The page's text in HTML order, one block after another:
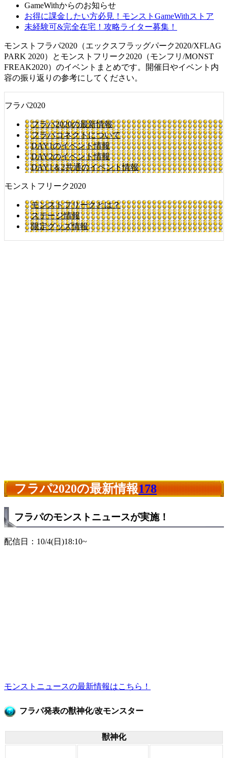
GameWithからのお知らせ
お得に課金したい方必見！モンストGameWithストア
未経験可&完全在宅！攻略ライター募集！
モンストフラパ2020（エックスフラッグパーク2020/XFLAG
PARK 2020）とモンストフリーク2020（モンフリ/MONST
FREAK2020）のイベントまとめです。開催日やイベント内
容の振り返りの参考にしてください。
フラパ2020
フラパ2020の最新情報
フラパコネクトについて
DAY1のイベント情報
DAY2のイベント情報
DAY1＆2共通のイベント情報
モンストフリーク2020
モンストフリークとは？
ステージ情報
限定グッズ情報
フラパ2020の最新情報178
フラパのモンストニュースが実施！
配信日：10/4(日)18:10~
モンストニュースの最新情報はこちら！
フラパ発表の獣神化/改モンスター
獣神化